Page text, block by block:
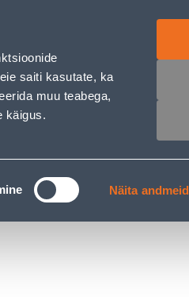
saiti kasutate, ka
muu teabega,
käigus.
Näita andmeid
Logi sisse
JÄRELMAKS